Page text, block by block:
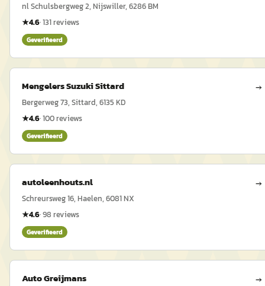
nl Schulsbergweg 2, Nijswiller, 6286 BM
★4.6·131reviews
Geverifieerd
Mengelers Suzuki Sittard →
Bergerweg 73, Sittard, 6135 KD
★4.6·100reviews
Geverifieerd
autoleenhouts.nl →
Schreursweg 16, Haelen, 6081 NX
★4.6·98 reviews
Geverifieerd
Auto Greijmans →